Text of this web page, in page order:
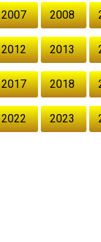
2007 2008
2012 2013
2017 2018
2022 2023